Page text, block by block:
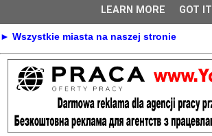
► Praca Oferty pracy na terenie całej Polski
► Wszystkie miasta na naszej stronie
LEARN MORE GOT IT